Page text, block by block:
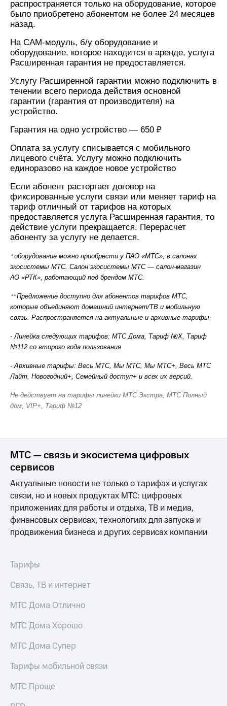
ТВ и телефон
для дома
Услуги
Акции
Домашний
интернет
Домашнее
ТВ
Перейти
со своим
номером
Поддержка
и подписки
Premium
Подписка
интернета,
фильмы,
музыка
другое
Семейная
группа
на тарифы,
общие
подписки
к геолокации
Кино,
музыка,
и не
только
Безопасность
Финансы
Здоровье
от МТС
Акции
Приложения
КИОН
КИОН
Видеонаблюдение
149 ₽/
мес
МТС
Premium
Подписка
на гигабайты
интернета,
фильмы,
музыка
и многое
другое
Семейная
группа
Скидка
на тарифы,
общие
подписки
доступ
к геолокации
безопасности
Всё
рукой
в Мой МТС
Посмотрите,
что
есть
в нашем
КИОН
КИОН
Музыка
КИОН
Строки
Live
Гудок
Все
приложения
Инвестиции
Получайте
онлайн
Страхование
Покупка
распространяется только на оборудование, которое
было приобретено абонентом не более 24 месяцев
назад.
На CAM-модуль, б/у оборудование и
оборудование, которое находится в аренде, услуга
Расширенная гарантия не предоставляется.
Услугу Расширенной гарантии можно подключить в
течении всего периода действия основной
гарантии (гарантия от производителя) на
устройство.
Гарантия на одно устройство — 650 ₽
Оплата за услугу списывается с мобильного
лицевого счёта. Услугу можно подключить
единоразово на каждое новое устройство
Если абонент расторгает договор на
фиксированные услуги связи или меняет тариф на
тариф отличный от тарифов на которых
предоставляется услуга Расширенная гарантия, то
действие услуги прекращается. Перерасчет
абоненту за услугу не делается.
*оборудование можно приобрести у ПАО «МТС», в салонах
экосистемы МТС. Салон экосистемы МТС — салон-магазин
АО «РТК», работающий под брендом МТС.
**Предложение доступно для абонентов тарифов МТС,
которые объединяют домашний интернет/ТВ и мобильную
связь. Распространяется на актуальные и архивные тарифы;
- Линейка следующих тарифов: МТС Дома, Тариф №Х, Тариф
№112 со второго года пользования
- Архивные тарифы: Весь МТС, Мы МТС, Мы МТС+, Весь МТС
Лайт, Новогодний+, Семейный доступ+ и всех их версий.
Не действует на тарифы линейки МТС Экстра, МТС Полный
дом, VIP+, Тариф №12
МТС — связь и экосистема цифровых
сервисов
Актуальные новости не только о тарифах и услугах
связи, но и новых продуктах МТС: цифровых
приложениях для работы и отдыха, ТВ и медиа,
финансовых сервисах, технологиях для запуска и
продвижения бизнеса и других сервисах компании
Тарифы
Связь, ТВ и интернет
МТС Дома Отлично
МТС Дома Хорошо
МТС Дома Супер
Тарифы мобильной связи
МТС Проще